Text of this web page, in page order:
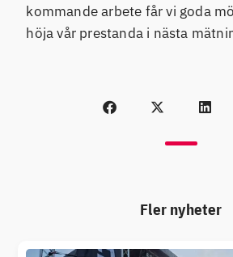
kommande arbete får vi goda
höja vår prestanda i nästa
Fler nyheter